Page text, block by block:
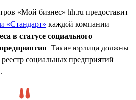
«Мой бизнес» hh.ru предоставит
«Стандарт» каждой компании
в статусе социального
. Такие юрлица должны
социальных предприятий